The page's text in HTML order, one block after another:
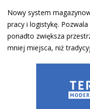
Nowy system
pracy i logistykę.
ponadto zwiększa
mniej miejsca, niż